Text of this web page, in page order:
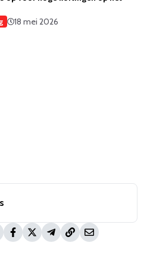
18 mei 2026